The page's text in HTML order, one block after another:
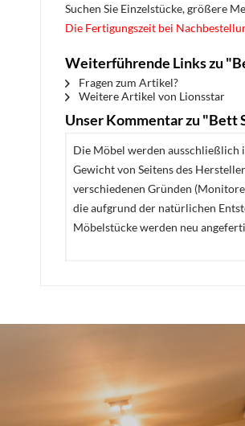
Suchen Sie Einzelstücke, größere
Die Fertigungszeit bei
Weiterführende Links zu
Fragen zum Artikel?
Weitere Artikel von Lionsstar
Unser Kommentar zu
Die Möbel werden ausschließlich
Gewicht von Seitens des
verschiedenen Gründen
die aufgrund der natürlichen
Möbelstücke werden neu